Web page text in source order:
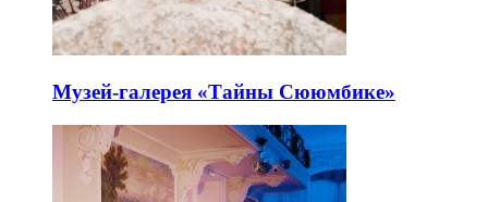
Музей-галерея «Тайны Сююмбике»